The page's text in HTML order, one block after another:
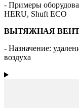
- Примеры
HERU, Shuft ECO
ВЫТЯЖНАЯ
- Назначение:
воздуха